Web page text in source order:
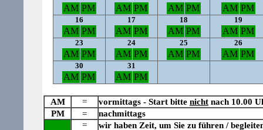
AM = vormittags - Start bitte nicht nach 10.00
PM
=
nachmittags
=
wir haben Zeit, um Sie zu führen /